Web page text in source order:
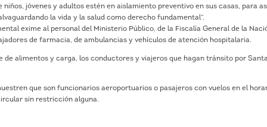
niños, jóvenes y adultos estén en aislamiento preventivo en sus casas, para
la vida y la salud como derecho fundamental”.
exime al personal del Ministerio Público, de la Fiscalía General de la
de farmacia, de ambulancias y vehículos de atención hospitalaria.
alimentos y carga, los conductores y viajeros que hagan tránsito por
que son funcionarios aeroportuarios o pasajeros con vuelos en el
sin restricción alguna.